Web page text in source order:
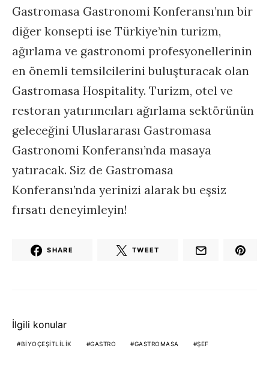
Gastromasa Gastronomi Konferansı’nın bir
diğer konsepti ise Türkiye’nin turizm,
ağırlama ve gastronomi profesyonellerinin
en önemli temsilcilerini buluşturacak olan
Gastromasa Hospitality. Turizm, otel ve
restoran yatırımcıları ağırlama sektörünün
geleceğini Uluslararası Gastromasa
Gastronomi Konferansı’nda masaya
yatıracak. Siz de Gastromasa
Konferansı’nda yerinizi alarak bu eşsiz
fırsatı deneyimleyin!
SHARE TWEET
İlgili konular
BIYOÇEŞITLILIK GASTRO GASTROMASA ŞEF